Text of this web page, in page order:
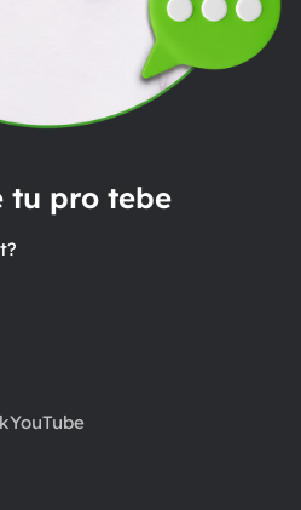
tu pro tebe
YouTube